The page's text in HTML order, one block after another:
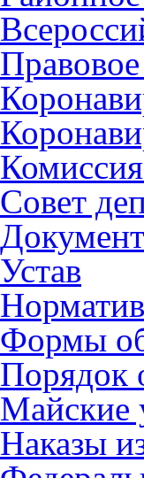
Совет
Устав
Формы
Порядок
Майские
Наказы